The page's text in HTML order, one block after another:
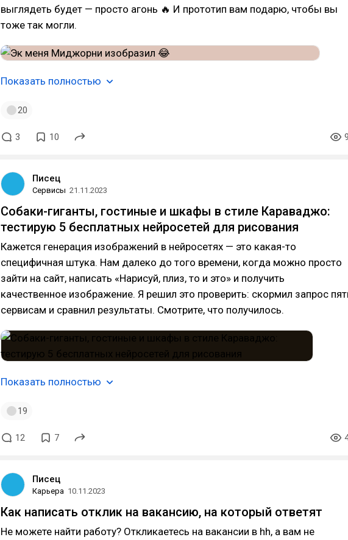
выглядеть будет — просто агонь 🔥 И прототип вам подарю, чтобы вы
тоже так могли.
Показать полностью
20
3 10
Писец
Сервисы 21.11.2023
Собаки-гиганты, гостиные и шкафы в стиле Караваджо:
тестирую 5 бесплатных нейросетей для рисования
Кажется генерация изображений в нейросетях — это какая-то
специфичная штука. Нам далеко до того времени, когда можно просто
зайти на сайт, написать «Нарисуй, плиз, то и это» и получить
качественное изображение. Я решил это проверить: скормил запрос
сервисам и сравнил результаты. Смотрите, что получилось.
Показать полностью
19
12 7
Писец
Карьера 10.11.2023
Как написать отклик на вакансию, на который ответят
Не можете найти работу? Откликаетесь на вакансии в hh, а вам не